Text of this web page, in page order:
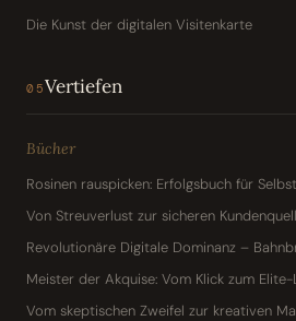
Die Kunst der digitalen Visitenkarte
05Vertiefen
Bücher
Rosinen rauspicken: Erfolgsbuch für
Von Streuverlust zur sicheren
Revolutionäre Digitale Dominanz –
Meister der Akquise: Vom Klick zum Elite-
Vom skeptischen Zweifel zur kreativen